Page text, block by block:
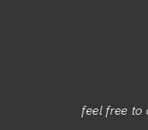
feel free to